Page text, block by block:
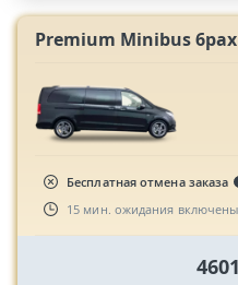
Premium Minibus 6pax
Бесплатная отмена заказа
15 мин. ожидания включены